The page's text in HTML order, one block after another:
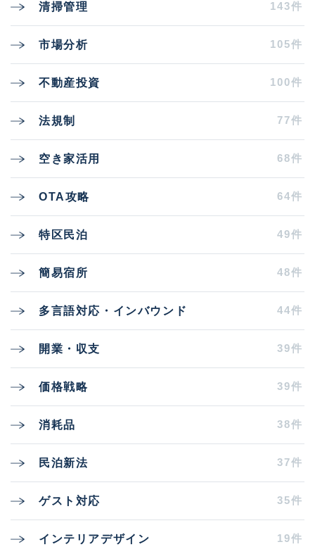
清掃管理 143件
市場分析 105件
不動産投資 100件
法規制 77件
空き家活用 68件
OTA攻略 64件
特区民泊 49件
簡易宿所 48件
多言語対応・インバウンド 44件
開業・収支 39件
価格戦略 39件
消耗品 38件
民泊新法 37件
ゲスト対応 35件
インテリアデザイン 19件